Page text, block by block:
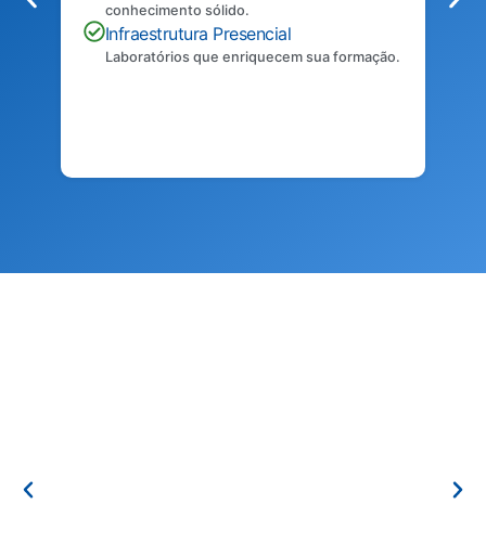
conhecimento sólido.
Infraestrutura Presencial
Laboratórios que enriquecem sua formação.